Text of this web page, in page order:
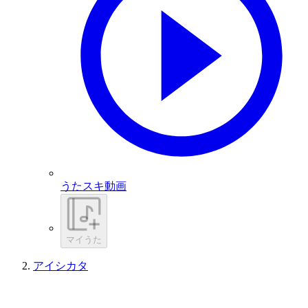
うたスキ動画
マイうた
アイシカタ